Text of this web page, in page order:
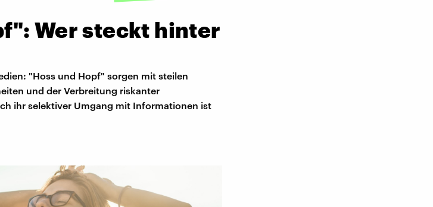
Wer steckt hinter
"Hoss und Hopf" sorgen mit steilen
und der Verbreitung riskanter
ihr selektiver Umgang mit Informationen ist